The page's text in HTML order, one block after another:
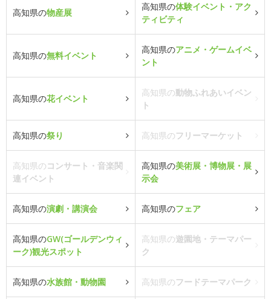
高知県の物産展
高知県の体験イベント・アク
ティビティ
高知県の無料イベント
高知県のアニメ・ゲームイベ
ント
高知県の花イベント
高知県の動物ふれあいイベン
ト
高知県の祭り 高知県のフリーマーケット
高知県のコンサート・音楽関
連イベント
高知県の美術展・博物展・展
示会
高知県の演劇・講演会 高知県のフェア
高知県のGW(ゴールデンウィ
ーク)観光スポット
高知県の遊園地・テーマパー
ク
高知県の水族館・動物園 高知県のフードテーマパーク